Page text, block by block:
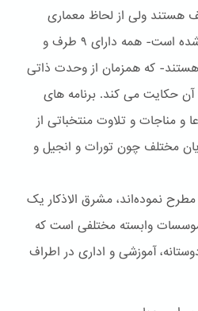
هستند ولی از لحاظ معماری
اصولي کلی در آنها مراعات شده است- همه دارای ۹ طرف و
هستند- که همزمان از وحدت ذاتی
آن حکایت می کند. برنامه های
و مناجات و تلاوت منتخباتی از
مختلف چون تورات و انجیل و
نموده‌اند، مشرق الاذکار یک
موسسات وابسته مختلفی است که
آموزشی و اداری در اطراف